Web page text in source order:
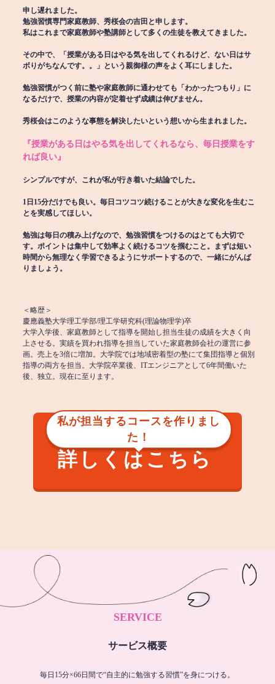
申し遅れました。
勉強習慣専門家庭教師、秀桜会の吉田と申します。
私はこれまで家庭教師や塾講師として多くの生徒を教えてきました。
その中で、「授業がある日はやる気を出してくれるけど、ない日はサ
ボりがちなんです。。」という親御様の声をよく耳にしました。
勉強習慣がつく前に塾や家庭教師に通わせても「わかったつもり」に
なるだけで、授業の内容が定着せず成績は伸びません。
秀桜会はこのような事態を解決したいという想いから生まれました。
『授業がある日はやる気を出してくれるなら、毎日授業をす
れば良い』
シンプルですが、これが私が行き着いた結論でした。
1日15分だけでも良い。毎日コツコツ続けることが大きな変化を生むこ
とを実感してほしい。
勉強は毎日の積み上げなので、勉強習慣をつけるのはとても大切で
す。ポイントは集中して効率よく続けるコツを掴むこと。まずは短い
時間から無理なく学習できるようにサポートするので、一緒にがんば
りましょう。
＜略歴＞
慶應義塾大学理工学部/理工学研究科(理論物理学)卒
大学入学後、家庭教師として指導を開始し担当生徒の成績を大きく向
上させる。実績を買われ指導を担当していた家庭教師会社の運営に参
画。売上を3倍に増加。大学院では地域密着型の塾にて集団指導と個別
指導の両方を担当。大学院卒業後、ITエンジニアとして6年間働いた
後、独立。現在に至ります。
私が担当するコースを作りまし
た！
詳しくはこちら
SERVICE
サービス概要
毎日15分×66日間で“自主的に勉強する習慣”を身につける。